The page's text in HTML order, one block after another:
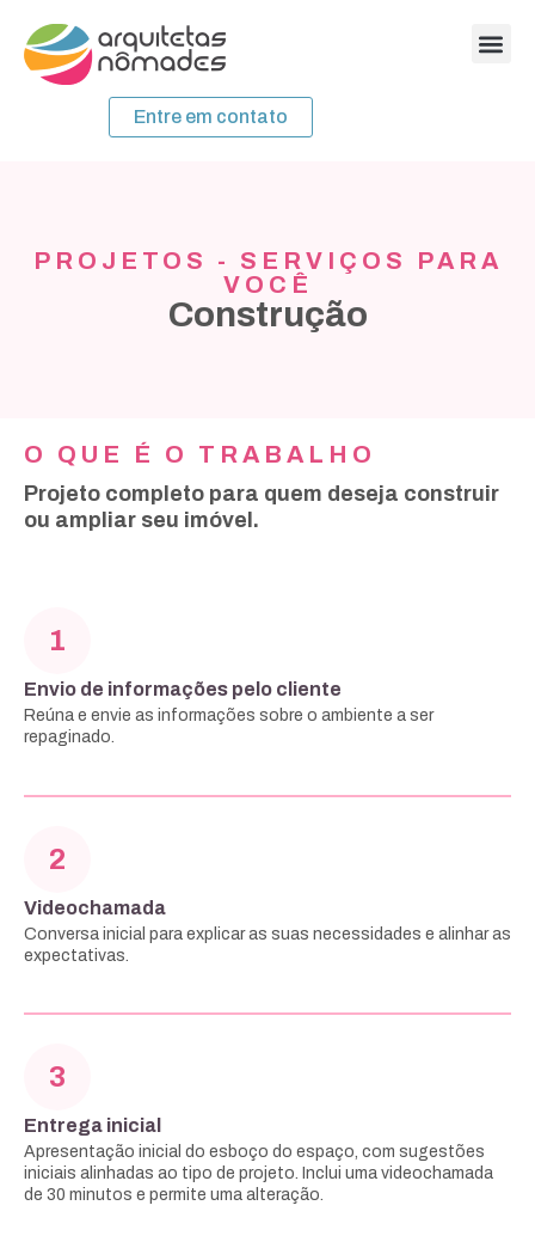
Entre em contato
PROJETOS - SERVIÇOS PARA
VOCÊ
Construção
O QUE É O TRABALHO
Projeto completo para quem deseja construir
ou ampliar seu imóvel.
1
Envio de informações pelo cliente
Reúna e envie as informações sobre o ambiente a ser
repaginado.
2
Videochamada
Conversa inicial para explicar as suas necessidades e alinhar as
expectativas.
3
Entrega inicial
Apresentação inicial do esboço do espaço, com sugestões
iniciais alinhadas ao tipo de projeto. Inclui uma videochamada
de 30 minutos e permite uma alteração.